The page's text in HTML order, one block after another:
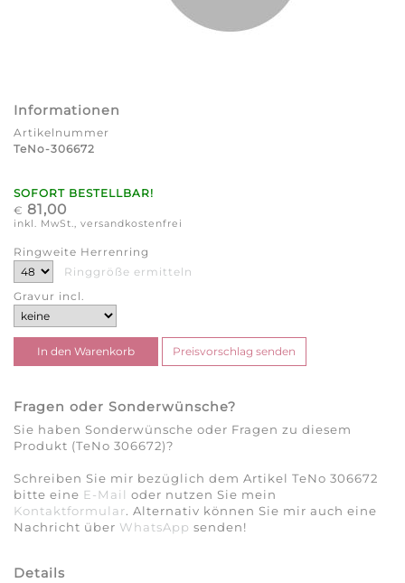
Informationen
Artikelnummer
TeNo-306672
SOFORT BESTELLBAR!
€ 81,00
inkl. MwSt., versandkostenfrei
Ringweite Herrenring
Ringgröße ermitteln
Gravur incl.
Fragen oder Sonderwünsche?
Sie haben Sonderwünsche oder Fragen zu diesem
Produkt (TeNo 306672)?
Schreiben Sie mir bezüglich dem Artikel TeNo 306672
bitte eine E-Mail oder nutzen Sie mein
Kontaktformular. Alternativ können Sie mir auch eine
Nachricht über WhatsApp senden!
Details